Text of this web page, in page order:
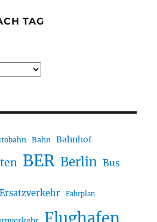
TAG
Bahn Bahnhof
BER Berlin Bus
Ersatzverkehr Fahrplan